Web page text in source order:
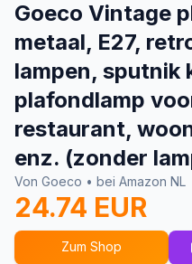
Goeco Vintage
metaal, E27,
lampen, sputnik
plafondlamp
restaurant,
enz. (zonder
Von Goeco • bei Amazon NL
24.74 EUR
Zum Shop